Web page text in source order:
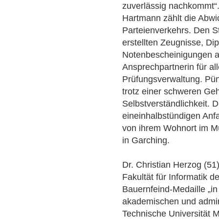
zuverlässig
Hartmann zählt die
Parteienverkehrs. Den
erstellten Zeugnisse,
Notenbescheinigungen
Ansprechpartnerin für
Prüfungsverwaltung.
trotz einer schweren
Selbstverständlichkeit.
eineinhalbstündigen
von ihrem Wohnort im
in Garching.
Dr. Christian Herzog
Fakultät für Informatik
Bauernfeind-Medaille
akademischen und
Technische Universität